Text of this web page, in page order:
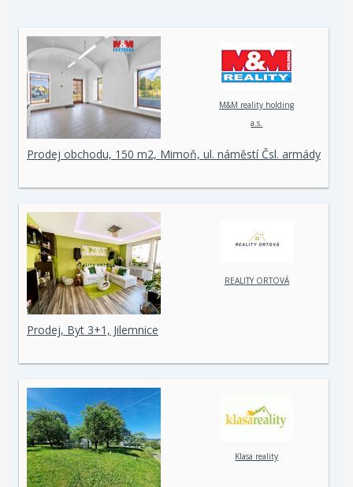
M&M reality holding
a.s.
Prodej obchodu, 150 m2, Mimoň, ul. náměstí Čsl. armády
REALITY ORTOVÁ
Prodej, Byt 3+1, Jilemnice
Klasa reality